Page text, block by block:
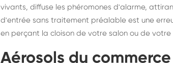
vivants, diffuse les phéromones d'alarme,
d'entrée sans traitement préalable est une
en perçant la cloison de votre salon ou de
Aérosols du